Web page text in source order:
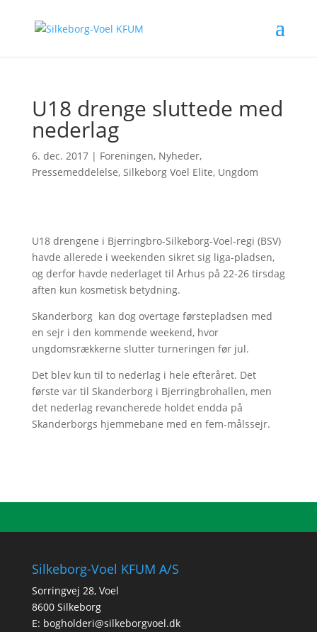
U18 drenge sluttede med
nederlag
6. dec. 2017| Foreningen, Nyheder,
Pressemeddelelse, Silkeborg Voel Elite, Ungdom
U18 drengene i Bjerringbro-Silkeborg-Voel-regi (BSV)
havde allerede i weekenden sikret sig liga-pladsen,
og derfor havde nederlaget til Århus på 22-26 tirsdag
aften kun kosmetisk betydning.
Skanderborg kan dog overtage førstepladsen med
en sejr i den kommende weekend, hvor
ungdomsrækkerne slutter turneringen før jul.
Det blev kun til to nederlag i hele efteråret. Det
første var til Skanderborg i Bjerringbrohallen, men
det nederlag revancherede holdet endda på
Skanderborgs hjemmebane med en fem-målssejr.
Silkeborg-Voel KFUM A/S
Sorringvej 28, Voel
8600 Silkeborg
E: bogholderi@silkeborgvoel.dk